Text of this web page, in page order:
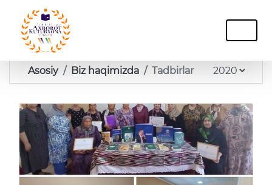
Asosiy Biz haqimizda Tadbirlar